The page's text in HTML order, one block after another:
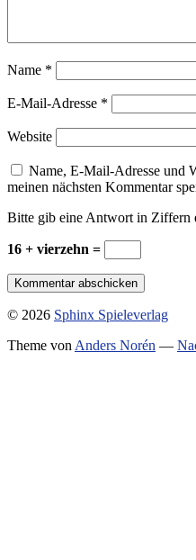
Name *
E-Mail-Adresse *
Website
Name, E-Mail-Adresse und
meinen nächsten Kommentar
Bitte gib eine Antwort in Ziffern
16 + vierzehn =
© 2026 Sphinx Spieleverlag
Theme vonAnders Norén —